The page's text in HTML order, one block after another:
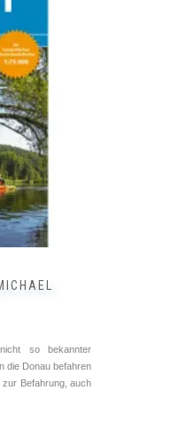
so bekannter
die Donau befahren
Befahrung, auch